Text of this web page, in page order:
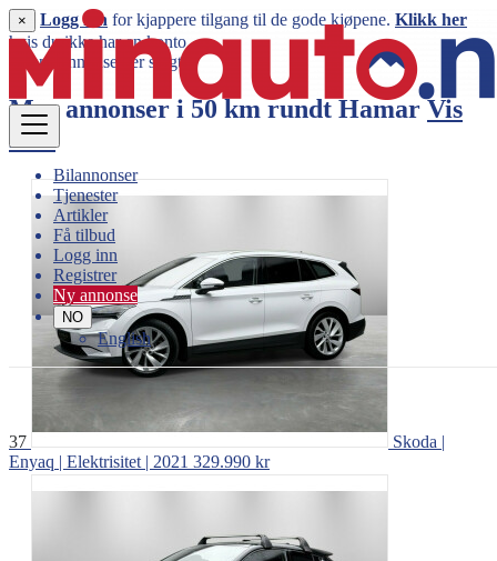
Bilannonser
Tjenester
Artikler
Få tilbud
Logg inn
Registrer
Ny annonse
NO
English
× Logg inn for kjappere tilgang til de gode kjøpene. Klikk her
hvis du ikke har en konto.
Denne annonsen er solgt
Mer annonser i 50 km rundtHamar Vis
mer
37
Skoda |
Enyaq | Elektrisitet | 2021 329.990 kr